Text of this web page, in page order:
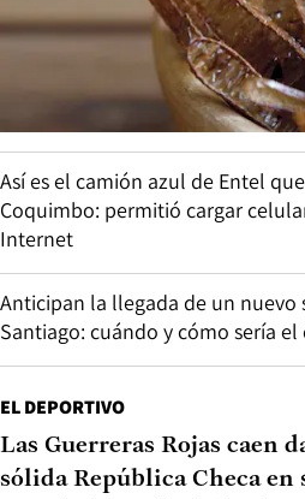
Así es el camión azul de Entel
Coquimbo: permitió cargar
Internet
Anticipan la llegada de un nuevo
Santiago: cuándo y cómo sería el
EL DEPORTIVO
Las Guerreras Rojas caen
sólida República Checa en